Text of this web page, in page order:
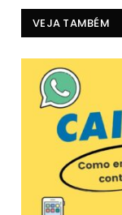
VEJA TAMBÉM